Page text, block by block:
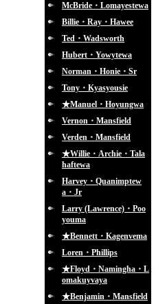
McBride・Lomayestewa
Billie・Ray・Hawee
Ted・Wadsworth
Hubert・Yowytewa
Norman・Honie・Sr
Tony・Kyasyousie
★Manuel・Hoyungwa
Vernon・Mansfield
Verden・Mansfield
★Willie・Archie・Tala
haftewa
Harvey・Quanimptew
a・Jr
Larry (Lawrence)・Poo
youma
★Bennett・Kagenvema
Loren・Phillips
★Floyd・Namingha・L
omakuyvaya
★Benjamin・Mansfield